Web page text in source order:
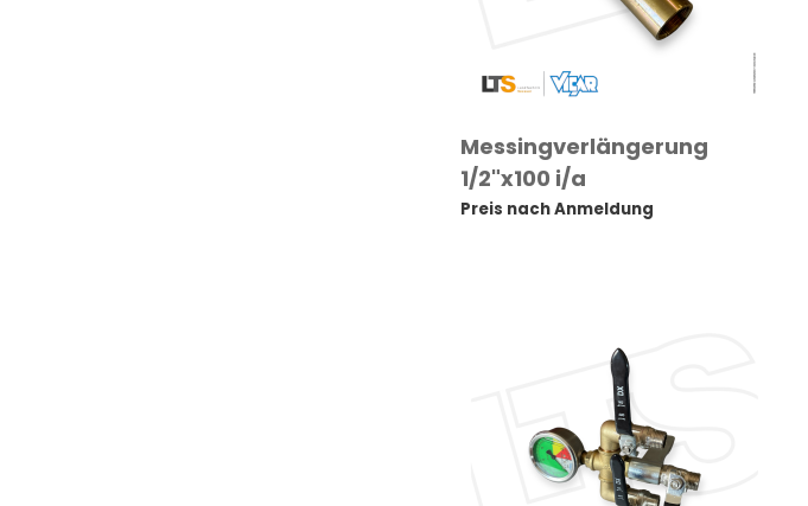
Messingverlängerung
1/2"x100 i/a
Preis nach Anmeldung